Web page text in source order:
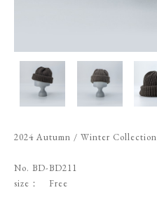
2024 Autumn / Winter Collection
No. BD-BD211
size： Free